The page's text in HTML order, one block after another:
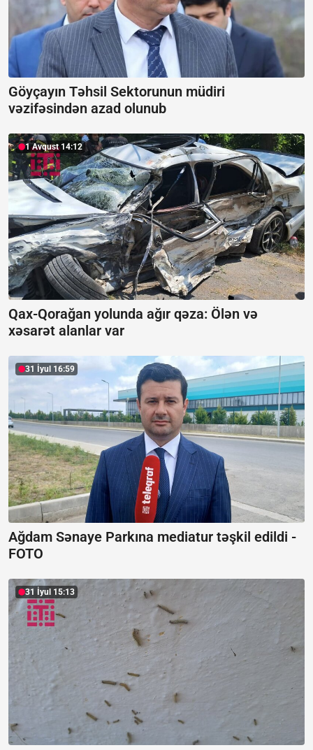
Göyçayın Təhsil Sektorunun müdiri
vəzifəsindən azad olunub
1 Avqust 14:12
Qax-Qorağan yolunda ağır qəza: Ölən və
xəsarət alanlar var
31 İyul 16:59
Ağdam Sənaye Parkına mediatur təşkil edildi -
FOTO
31 İyul 15:13